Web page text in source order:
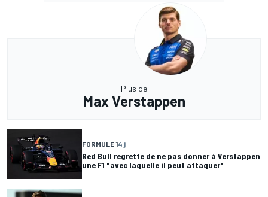
Plus de
Max Verstappen
FORMULE 14 j
Red Bull regrette de ne pas donner à Verstappen
une F1 "avec laquelle il peut attaquer"